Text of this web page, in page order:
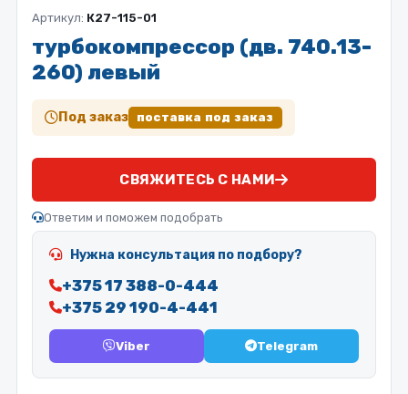
Артикул: К27-115-01
турбокомпрессор (дв. 740.13-
260) левый
Под заказ поставка под заказ
СВЯЖИТЕСЬ С НАМИ
Ответим и поможем подобрать
Нужна консультация по подбору?
+375 17 388-0-444
+375 29 190-4-441
Viber Telegram